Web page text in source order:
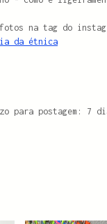
na tag do
da étnica
para postagem: 7